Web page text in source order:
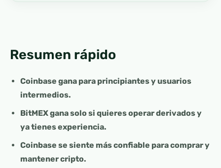
Resumen rápido
Coinbase gana para principiantes y usuarios
intermedios.
BitMEX gana solo si quieres operar derivados y
ya tienes experiencia.
Coinbase se siente más confiable para comprar y
mantener cripto.